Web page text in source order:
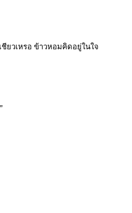
ชียวเหรอ ข้าวหอมคิดอยู่ในใจ